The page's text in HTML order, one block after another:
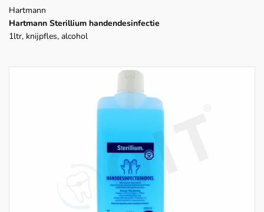
Hartmann
Hartmann Sterillium handendesinfectie
1ltr, knijpfles, alcohol